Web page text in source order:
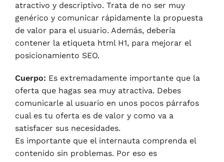
atractivo y descriptivo. Trata de no ser muy
genérico y comunicar rápidamente la propuesta
de valor para el usuario. Además, debería
contener la etiqueta html H1, para mejorar el
posicionamiento SEO.
Cuerpo: Es extremadamente importante que la
oferta que hagas sea muy atractiva. Debes
comunicarle al usuario en unos pocos párrafos
cual es tu oferta es de valor y como va a
satisfacer sus necesidades.
Es importante que el internauta comprenda el
contenido sin problemas. Por eso es